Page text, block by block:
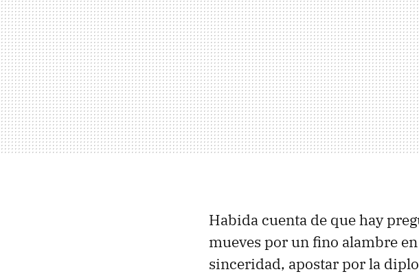
Habida cuenta de que hay
mueves por un fino alambre
sinceridad, apostar por la